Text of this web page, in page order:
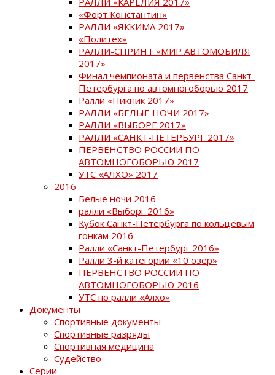
«Форт Константин»
РАЛЛИ «ЯККИМА 2017»
«Политех»
РАЛЛИ-СПРИНТ «МИР АВТОМОБИЛЯ
2017»
Финал чемпионата и первенства Санкт-
Петербурга по автомногоборью 2017
Ралли «Пикник 2017»
РАЛЛИ «БЕЛЫЕ НОЧИ 2017»
РАЛЛИ «ВЫБОРГ 2017»
РАЛЛИ «САНКТ-ПЕТЕРБУРГ 2017»
ПЕРВЕНСТВО РОССИИ ПО
АВТОМНОГОБОРЬЮ 2017
УТС «АЛХО» 2017
2016
Белые ночи 2016
ралли «Выборг 2016»
Кубок Санкт-Петербурга по кольцевым
гонкам 2016
Ралли «Санкт-Петербург 2016»
Ралли 3-й категории «10 озер»
ПЕРВЕНСТВО РОССИИ ПО
АВТОМНОГОБОРЬЮ 2016
УТС по ралли «Алхо»
Документы
Спортивные документы
Спортивные разряды
Спортивная медицина
Судейство
Серии